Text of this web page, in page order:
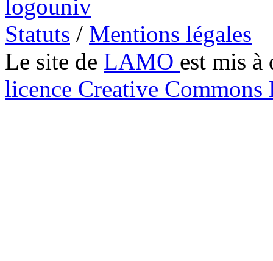
Statuts / Mentions légales
Le site de LAMO est mis à
licence Creative